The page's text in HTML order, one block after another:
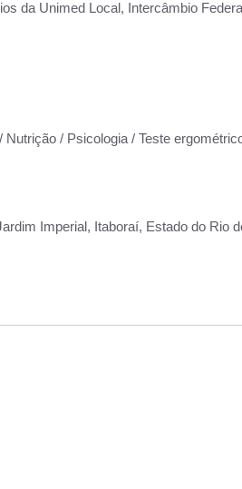
da Unimed Local, Intercâmbio
/ Psicologia / Teste
Imperial, Itaboraí, Estado do Rio